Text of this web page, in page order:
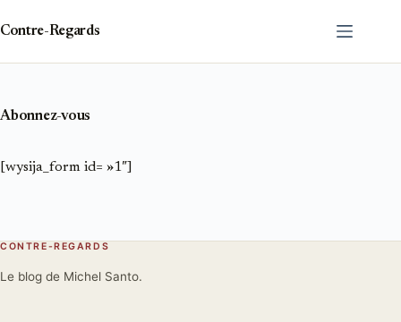
contenu
Contre-Regards
Abonnez-vous
[wysija_form id= »1″]
CONTRE-REGARDS
Le blog de Michel Santo.